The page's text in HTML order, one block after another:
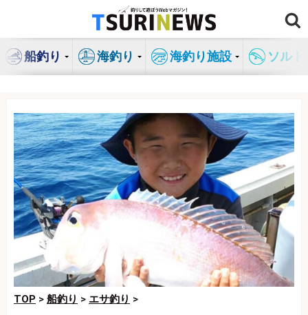
ン
船釣り 海釣り 海釣り施設 ソル
TOP > 船釣り > エサ釣り >